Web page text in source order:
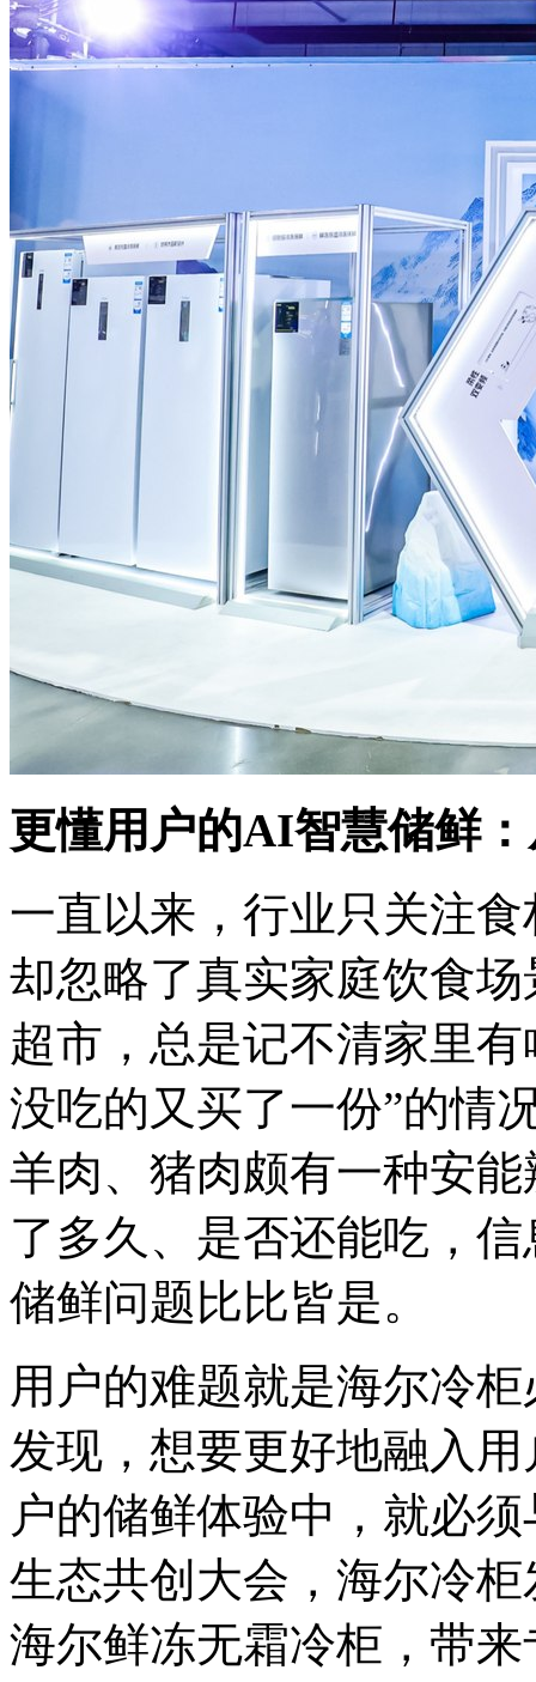
更懂用户的AI智慧储鲜
一直以来，行业只关注
却忽略了真实家庭饮食
超市，总是记不清家里
没吃的又买了一份”的情
羊肉、猪肉颇有一种安
了多久、是否还能吃，
储鲜问题比比皆是。
用户的难题就是海尔冷
发现，想要更好地融入
户的储鲜体验中，就必
生态共创大会，海尔冷
海尔鲜冻无霜冷柜，带